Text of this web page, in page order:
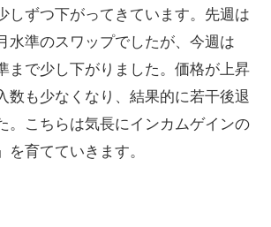
しずつ下がってきています。先週は
水準のスワップでしたが、今週は
まで少し下がりました。価格が上昇
数も少なくなり、結果的に若干後退
。こちらは気長にインカムゲインの
を育てていきます。